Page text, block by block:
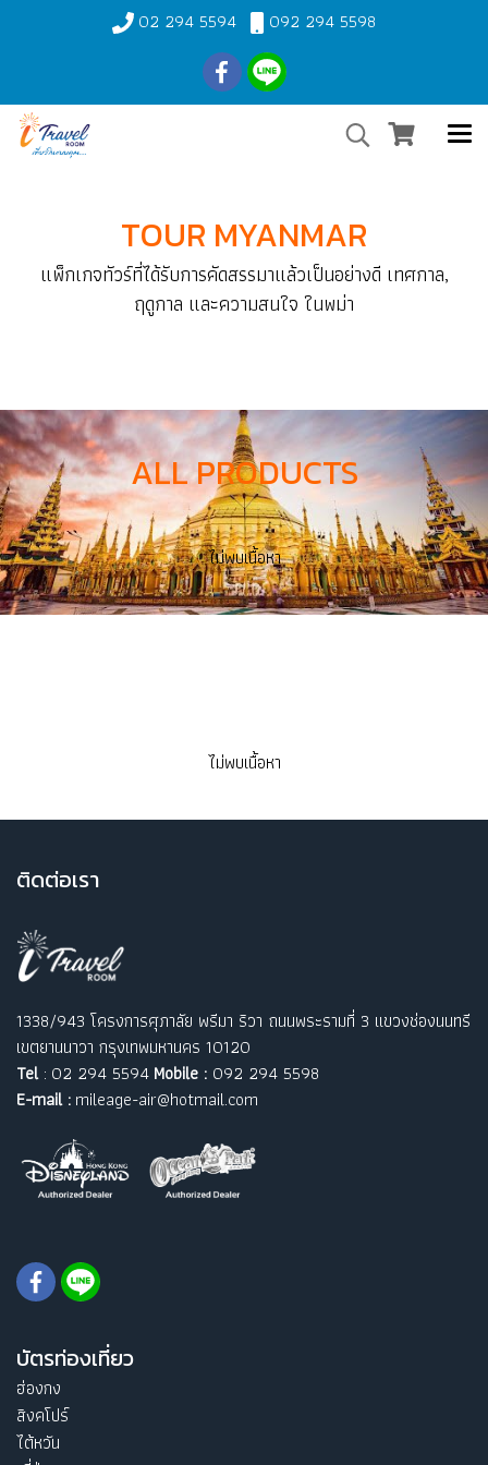
02 294 5594 092 294 5598
TOUR MYANMAR
แพ็กเกจทัวร์ที่ได้รับการคัดสรรมาแล้วเป็นอย่างดี เทศกาล,
ฤดูกาล และความสนใจ ในพม่า
ALL PRODUCTS
ไม่พบเนื้อหา
ไม่พบเนื้อหา
ติดต่อเรา
1338/943 โครงการศุภาลัย พรีมา ริวา ถนนพระรามที่ 3 แขวงช่องนนทรี
เขตยานนาวา กรุงเทพมหานคร 10120
Tel: 02 294 5594 Mobile : 092 294 5598
E-mail : mileage-air@hotmail.com
บัตรท่องเที่ยว
ฮ่องกง
สิงคโปร์
ไต้หวัน